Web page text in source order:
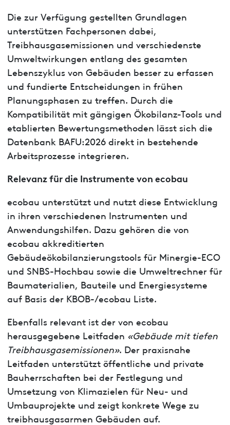
Die zur Verfügung gestellten Grundlagen
unterstützen Fachpersonen dabei,
Treibhausgasemissionen und verschiedenste
Umweltwirkungen entlang des gesamten
Lebenszyklus von Gebäuden besser zu erfassen
und fundierte Entscheidungen in frühen
Planungsphasen zu treffen. Durch die
Kompatibilität mit gängigen Ökobilanz-Tools und
etablierten Bewertungsmethoden lässt sich die
Datenbank BAFU:2026 direkt in bestehende
Arbeitsprozesse integrieren.
Relevanz für die Instrumente von ecobau
ecobau unterstützt und nutzt diese Entwicklung
in ihren verschiedenen Instrumenten und
Anwendungshilfen. Dazu gehören die von
ecobau akkreditierten
Gebäudeökobilanzierungstools für Minergie-ECO
und SNBS-Hochbau sowie die Umweltrechner für
Baumaterialien, Bauteile und Energiesysteme
auf Basis der KBOB-/ecobau Liste.
Ebenfalls relevant ist der von ecobau
herausgegebene Leitfaden «Gebäude mit tiefen
Treibhausgasemissionen». Der praxisnahe
Leitfaden unterstützt öffentliche und private
Bauherrschaften bei der Festlegung und
Umsetzung von Klimazielen für Neu- und
Umbauprojekte und zeigt konkrete Wege zu
treibhausgasarmen Gebäuden auf.